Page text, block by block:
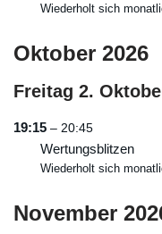
Wiederholt sich
Oktober 2026
Freitag 2.
19:15 – 20:45
Wertungsblitzen
Wiederholt sich
November